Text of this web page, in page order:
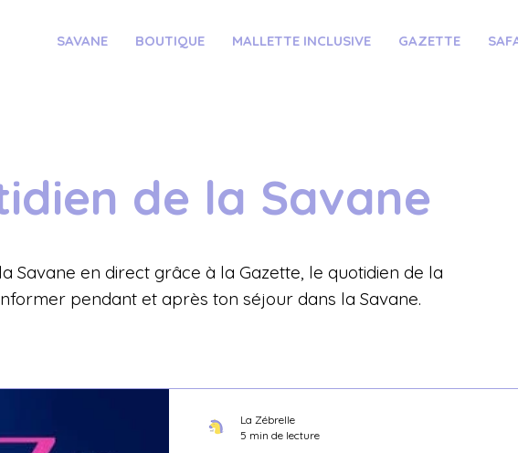
SAVANE BOUTIQUE MALLETTE INCLUSIVE GAZETTE
de la Savane
Savane en direct grâce à la Gazette, le quotidien de la
pendant et après ton séjour dans la Savane.
La Zébrelle
5 min de lecture